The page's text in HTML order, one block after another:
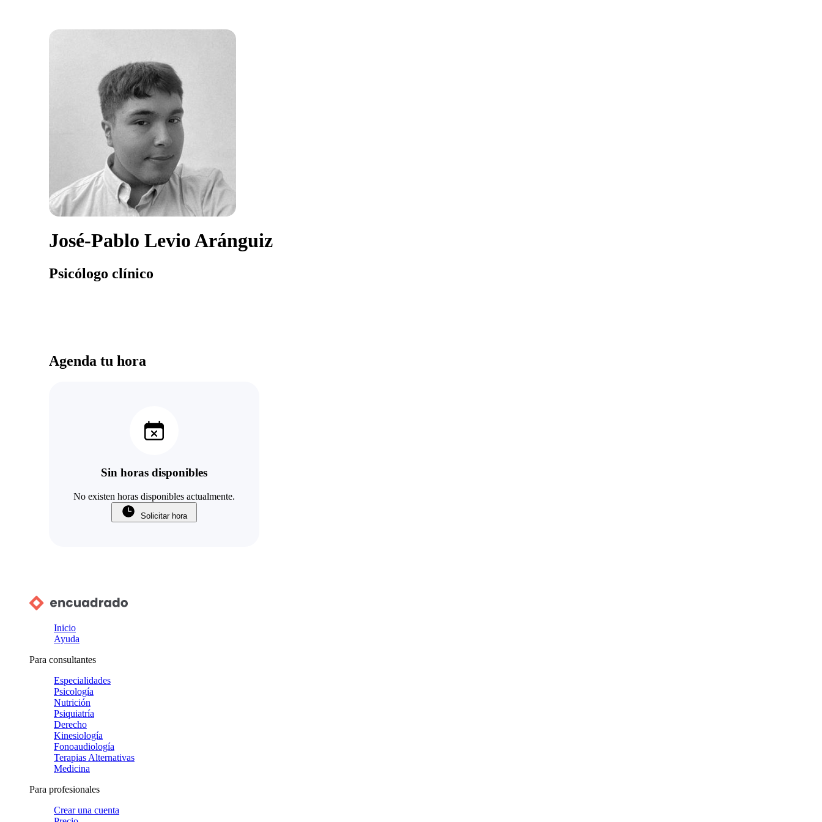
José-Pablo Levio Aránguiz
Psicólogo clínico
Agenda tu hora
Sin horas disponibles
No existen horas disponibles actualmente.
Solicitar hora
Inicio
Ayuda
Para consultantes
Especialidades
Psicología
Nutrición
Psiquiatría
Derecho
Kinesiología
Fonoaudiología
Terapias Alternativas
Medicina
Para profesionales
Crear una cuenta